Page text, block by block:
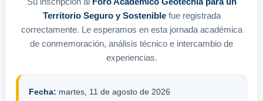
Territorio Seguro y Sosteniblefue registrada
correctamente. Le esperamos en esta jornada académica
de conmemoración, análisis técnico e intercambio de
experiencias.
Fecha: martes, 11 de agosto de 2026